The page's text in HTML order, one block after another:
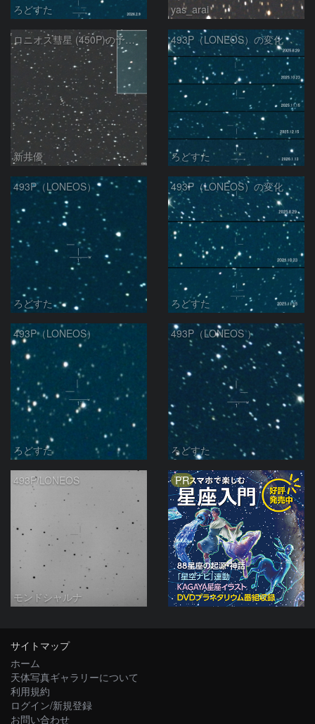
ろどすた yas_arai
ロニオス彗星 (450P)の予報位置：2026/01/23
新井優
493P（LONEOS）の変化
ろどすた
493P（LONEOS）
ろどすた
493P（LONEOS）の変化
ろどすた
493P（LONEOS）
ろどすた
493P（LONEOS ）
ろどすた
493P/LONEOS
モンドシャルナ
PR
サイトマップ
ホーム
天体写真ギャラリーについて
利用規約
ログイン/新規登録
お問い合わせ